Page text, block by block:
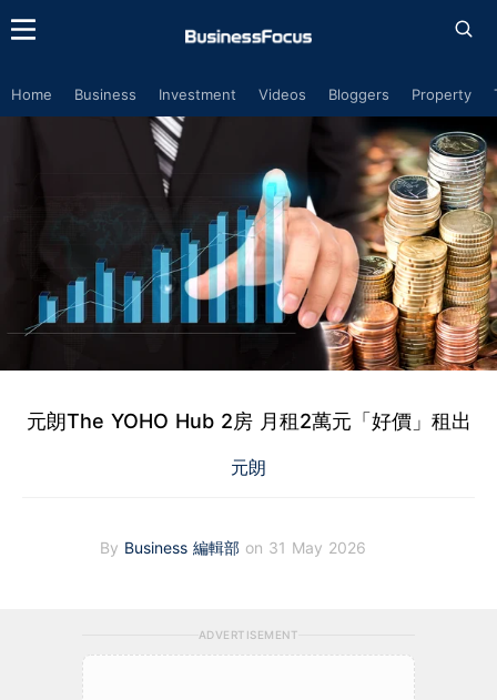
Home Business Investment Videos Bloggers Property
元朗The YOHO Hub 2房 月租2萬元「好價」租出
元朗
By Business 編輯部 on 31 May 2026
ADVERTISEMENT